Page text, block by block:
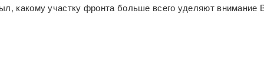
какому участку фронта больше всего уделяют внимание